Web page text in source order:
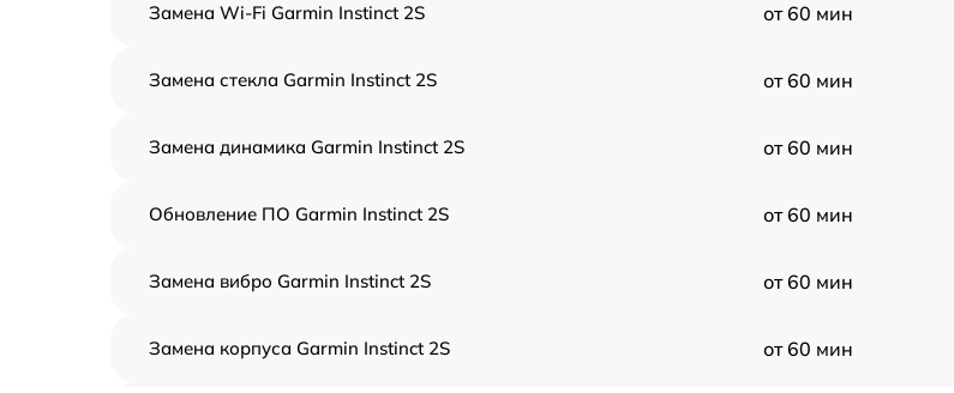
Замена Wi-Fi Garmin Instinct 2S от 60 мин
Замена стекла Garmin Instinct 2S от 60 мин
Замена динамика Garmin Instinct 2S от 60 мин
Обновление ПО Garmin Instinct 2S от 60 мин
Замена вибро Garmin Instinct 2S от 60 мин
Замена корпуса Garmin Instinct 2S от 60 мин